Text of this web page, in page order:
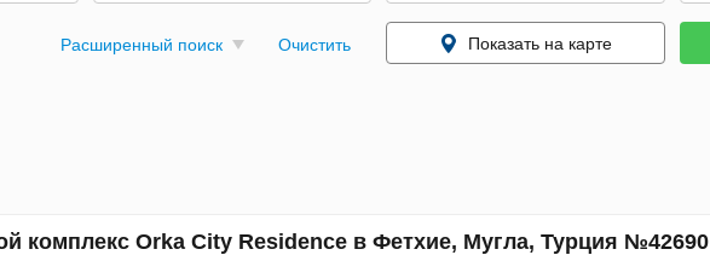
Расширенный поиск Очистить Показать на карте
комплекс Orka City Residence в Фетхие, Мугла, Турция №42690